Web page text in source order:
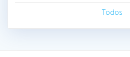
Todos